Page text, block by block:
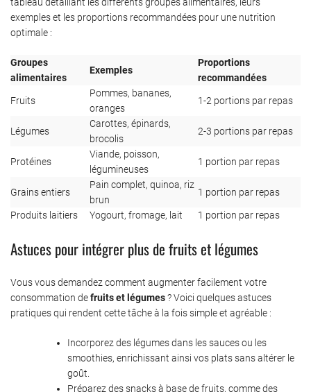
tableau détaillant les différents groupes alimentaires, leurs
exemples et les proportions recommandées pour une nutrition
optimale :
Groupes
alimentaires
Exemples
Proportions
recommandées
Fruits
Pommes, bananes,
oranges
1-2 portions par repas
Légumes
Carottes, épinards,
brocolis
2-3 portions par repas
Protéines
Viande, poisson,
légumineuses
1 portion par repas
Grains entiers
Pain complet, quinoa, riz
brun
1 portion par repas
Produits laitiers Yogourt, fromage, lait 1 portion par repas
Astuces pour intégrer plus de fruits et légumes
Vous vous demandez comment augmenter facilement votre
consommation defruits et légumes? Voici quelques astuces
pratiques qui rendent cette tâche à la fois simple et agréable :
Incorporez des légumes dans les sauces ou les
smoothies, enrichissant ainsi vos plats sans altérer le
goût.
Préparez des snacks à base de fruits, comme des